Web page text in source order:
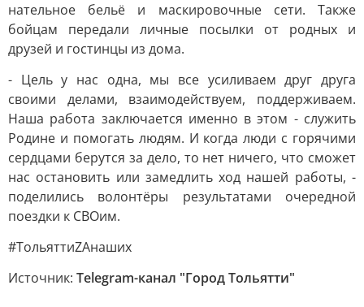
нательное бельё и маскировочные сети. Также
бойцам передали личные посылки от родных и
друзей и гостинцы из дома.
- Цель у нас одна, мы все усиливаем друг друга
своими делами, взаимодействуем, поддерживаем.
Наша работа заключается именно в этом - служить
Родине и помогать людям. И когда люди с горячими
сердцами берутся за дело, то нет ничего, что сможет
нас остановить или замедлить ход нашей работы, -
поделились волонтёры результатами очередной
поездки к СВОим.
#ТольяттиZAнаших
Источник: Telegram-канал "Город Тольятти"